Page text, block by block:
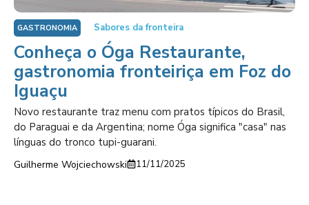
GASTRONOMIA Sabores da fronteira
Conheça o Óga Restaurante,
gastronomia fronteiriça em Foz do
Iguaçu
Novo restaurante traz menu com pratos típicos do Brasil,
do Paraguai e da Argentina; nome Óga significa "casa" nas
línguas do tronco tupi-guarani.
Guilherme Wojciechowski 11/11/2025